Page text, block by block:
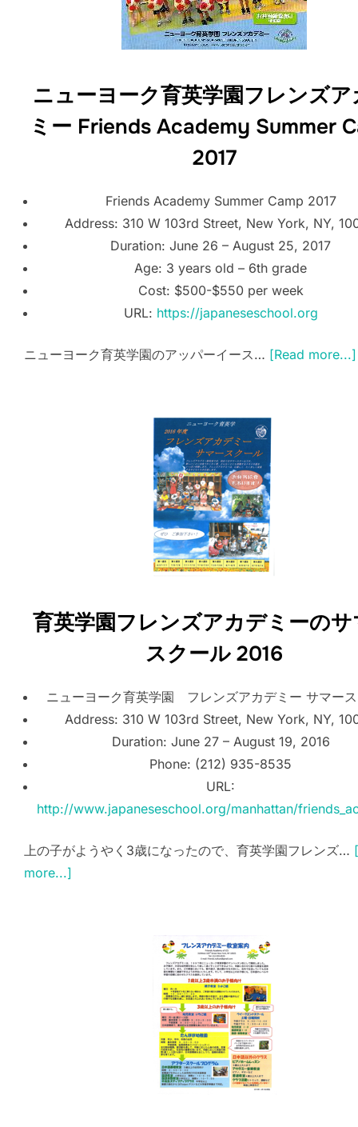
ニューヨーク育英学園フレンズア
ミー Friends Academy Summer
2017
Friends Academy Summer Camp 2017
Address: 310 W 103rd Street, New York, NY,
Duration: June 26 – August 25, 2017
Age: 3 years old – 6th grade
Cost: $500-$550 per week
URL: https://japaneseschool.org
ニューヨーク育英学園のアッパーイース… [Read more...]
育英学園フレンズアカデミーのサ
スクール 2016
ニューヨーク育英学園 フレンズアカデミー サマー
Address: 310 W 103rd Street, New York, NY,
Duration: June 27 – August 19, 2016
Phone: (212) 935-8535
URL:
http://www.japaneseschool.org/manhattan/
上の子がようやく3歳になったので、育英学園フレンズ…
more...]